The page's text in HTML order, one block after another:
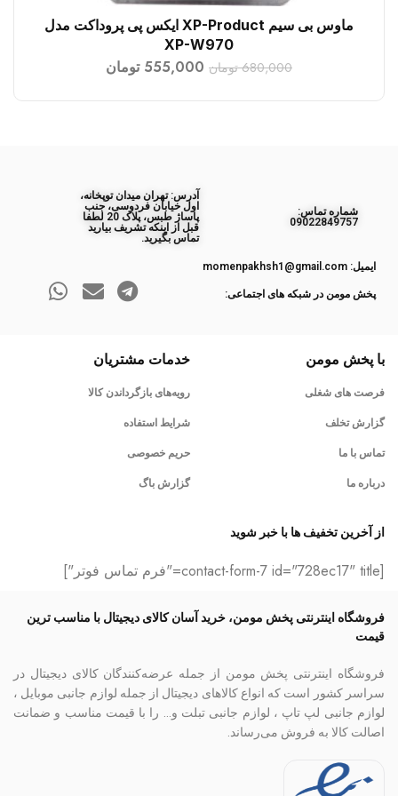
افزودن به سبد خریدماوس بی سیم XP-Product ایکس پی پروداکت مدل
XP-W970
680,000 تومان 555,000 تومان
ﺷﻤﺎره ﺗﻤﺎس:
09022849757
آدرس: تهران میدان توپخانه،
اول خیابان فردوسی، جنب
پاساژ طبس، پلاک 20 لطفا
قبل از اینکه تشریف بیارید
تماس بگیرید.
ایمیل: momenpakhsh1@gmail.com
پخش مومن در شبکه های اجتماعی:
با پخش مومن
فرصت های شغلی
گزارش تخلف
تماس با ما
درباره ما
خدمات مشتریان
رویه‌های بازگرداندن کالا
شرایط استفاده
حریم خصوصی
گزارش باگ
از آخرین تخفیف ها با خبر شوید
[contact-form-7 id="728ec17" title="فرم تماس فوتر"]
فروشگاه اینترنتی پخش مومن، خرید آسان کالای دیجیتال با مناسب ترین
قیمت
فروشگاه اینترنتی پخش مومن از جمله عرضه‌کنندگان کالای دیجیتال در
سراسر کشور است که انواع کالاهای دیجیتال از جمله لوازم جانبی موبایل ،
لوازم جانبی لپ تاپ ، لوازم جانبی تبلت و… را با قیمت مناسب و ضمانت
اصالت کالا به فروش می‌رساند.